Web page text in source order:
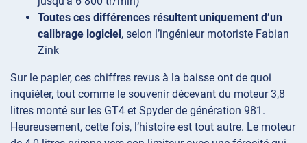
Toutes ces différences résultent uniquement d’un
calibrage logiciel, selon l’ingénieur motoriste Fabian
Zink
Sur le papier, ces chiffres revus à la baisse ont de quoi
inquiéter, tout comme le souvenir décevant du moteur 3,8
litres monté sur les GT4 et Spyder de génération 981.
Heureusement, cette fois, l’histoire est tout autre. Le moteur